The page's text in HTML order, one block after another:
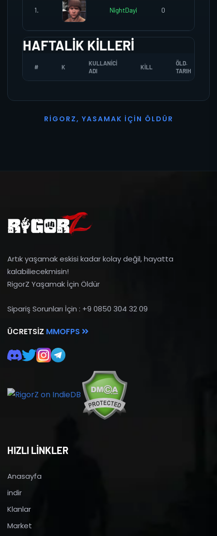
1. NightDayi 0
HAFTALIK KILLERI
# K
KULLANICI
ADI
KILL
ÖLD.
TARIH
R I G O R Z, YASAMAK İ ÇI N Ö L D Ü R
Artık yaşamak eskisi kadar kolay değil, hayatta
kalabiliecekmisin!
RigorZ Yaşamak İçin Öldür
Sipariş Sorunları İçin : +9 0850 304 32 09
ÜCRETSIZ MMOFPS
HIZLI LİNKLER
Anasayfa
indir
Klanlar
Market